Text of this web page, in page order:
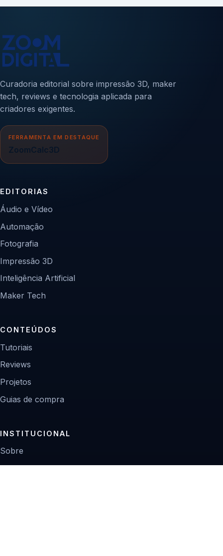
Curadoria editorial sobre impressão 3D, maker
tech, reviews e tecnologia aplicada para
criadores exigentes.
FERRAMENTA EM DESTAQUE
ZoomCalc3D
EDITORIAS
Áudio e Vídeo
Automação
Fotografia
Impressão 3D
Inteligência Artificial
Maker Tech
CONTEÚDOS
Tutoriais
Reviews
Projetos
Guias de compra
INSTITUCIONAL
Sobre
Contato